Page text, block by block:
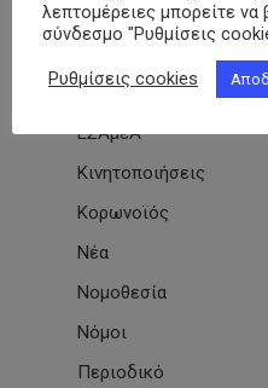
Εκπαίδευση
Επιστημονικά Άρθρα
ΕΣΑμεΑ
Κινητοποιήσεις
Κορωνοϊός
Νέα
Νομοθεσία
Νόμοι
Περιοδικό
λεπτομέρειες μπορείτε να
σύνδεσμο "Ρυθμίσεις
Ρυθμίσεις cookies